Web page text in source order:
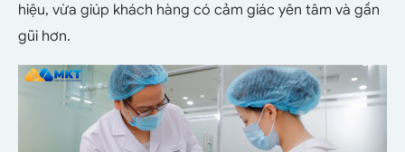
hiệu, vừa giúp khách hàng có cảm giác yên tâm và gần
gũi hơn.